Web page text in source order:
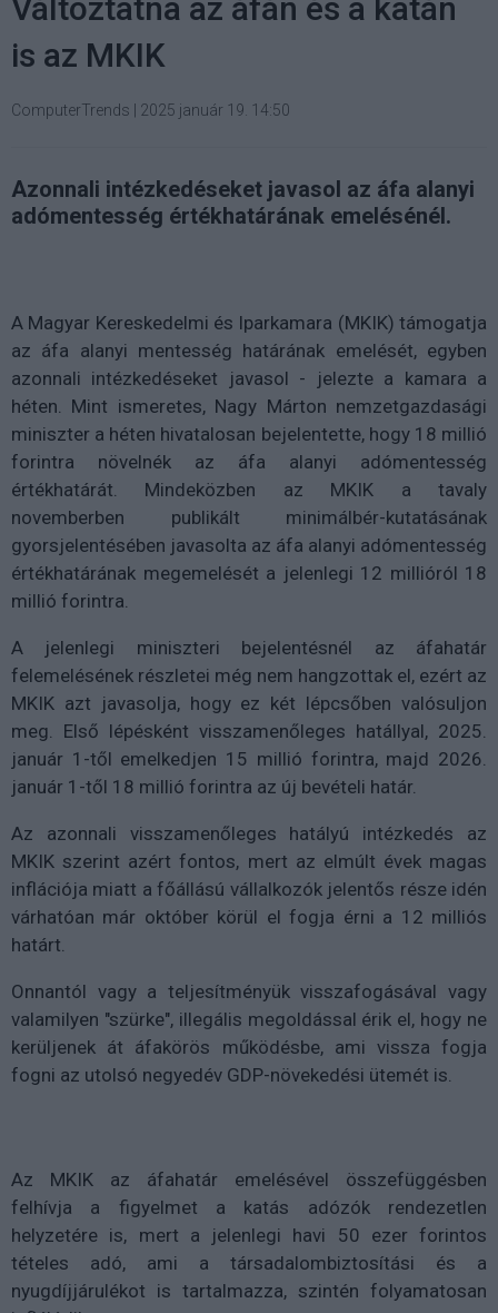
Változtatna az áfán és a katán
is az MKIK
ComputerTrends 2025 január 19. 14:50
Azonnali intézkedéseket javasol az áfa alanyi
adómentesség értékhatárának emelésénél.
A Magyar Kereskedelmi és Iparkamara (MKIK) támogatja
az áfa alanyi mentesség határának emelését, egyben
azonnali intézkedéseket javasol - jelezte a kamara a
héten. Mint ismeretes, Nagy Márton nemzetgazdasági
miniszter a héten hivatalosan bejelentette, hogy 18 millió
forintra növelnék az áfa alanyi adómentesség
értékhatárát. Mindeközben az MKIK a tavaly
novemberben publikált minimálbér-kutatásának
gyorsjelentésében javasolta az áfa alanyi adómentesség
értékhatárának megemelését a jelenlegi 12 millióról 18
millió forintra.
A jelenlegi miniszteri bejelentésnél az áfahatár
felemelésének részletei még nem hangzottak el, ezért az
MKIK azt javasolja, hogy ez két lépcsőben valósuljon
meg. Első lépésként visszamenőleges hatállyal, 2025.
január 1-től emelkedjen 15 millió forintra, majd 2026.
január 1-től 18 millió forintra az új bevételi határ.
Az azonnali visszamenőleges hatályú intézkedés az
MKIK szerint azért fontos, mert az elmúlt évek magas
inflációja miatt a főállású vállalkozók jelentős része idén
várhatóan már október körül el fogja érni a 12 milliós
határt.
Onnantól vagy a teljesítményük visszafogásával vagy
valamilyen "szürke", illegális megoldással érik el, hogy ne
kerüljenek át áfakörös működésbe, ami vissza fogja
fogni az utolsó negyedév GDP-növekedési ütemét is.
Az MKIK az áfahatár emelésével összefüggésben
felhívja a figyelmet a katás adózók rendezetlen
helyzetére is, mert a jelenlegi havi 50 ezer forintos
tételes adó, ami a társadalombiztosítási és a
nyugdíjjárulékot is tartalmazza, szintén folyamatosan